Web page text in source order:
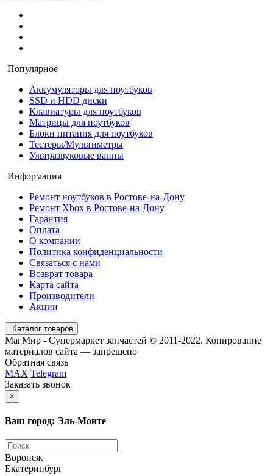
Популярное
Аккумуляторы для ноутбуков
SSD и HDD диски
Клавиатуры для ноутбуков
Матрицы для ноутбуков
Блоки питания для ноутбуков
Тестеры/Мультиметры
Ультразвуковые ванны
Информация
Ремонт ноутбуков в Ростове-на-Дону
Ремонт Xbox в Ростове-на-Дону
Гарантия
Оплата
О компании
Политика конфиденциальности
Связаться с нами
Возврат товара
Карта сайта
Производители
Акции
Каталог товаров
МагМир - Супермаркет запчастей © 2011-2022. Копирование
материалов сайта — запрещено
Обратная связь
MAX Telegram
Заказать звонок
×
Ваш город: Эль-Монте
Воронеж
Екатеринбург